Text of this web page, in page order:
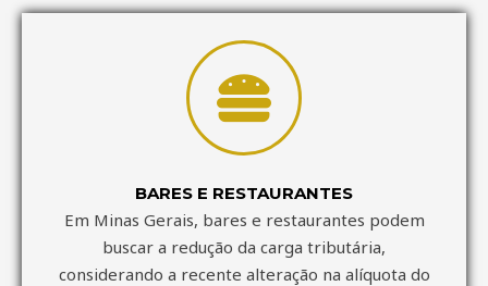
BARES E RESTAURANTES
Em Minas Gerais, bares e restaurantes podem
buscar a redução da carga tributária,
considerando a recente alteração na alíquota do